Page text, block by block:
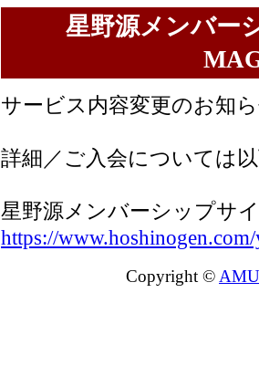
星野源メンバー
サービス内容変更のお知
詳細／ご入会については
星野源メンバーシップサ
https://
Copyright ©